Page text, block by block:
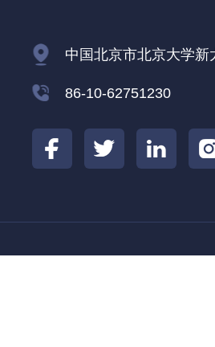
中国北京市北京大学
86-10-62751230